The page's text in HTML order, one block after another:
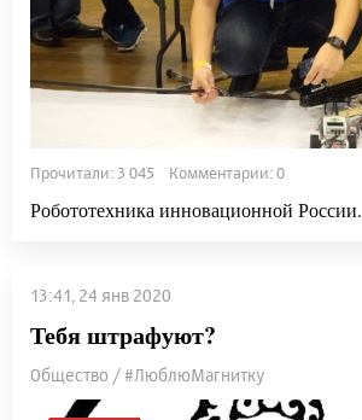
Прочитали: 3 045 Комментарии: 0
Робототехника инновационной России.
13:41, 24 янв 2020
Тебя штрафуют?
Общество / #ЛюблюМагнитку